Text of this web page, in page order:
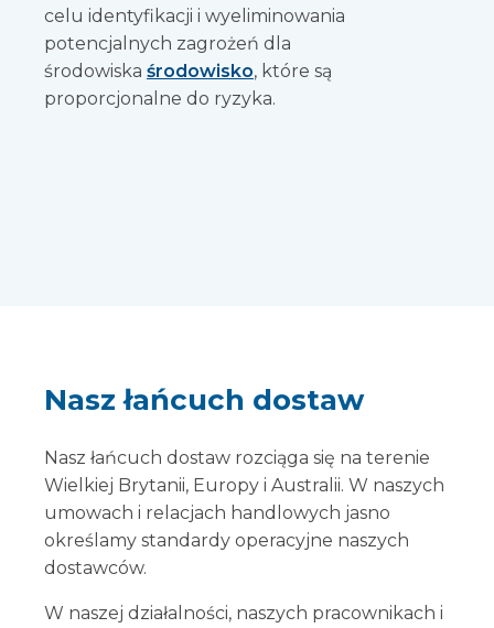
celu identyfikacji i wyeliminowania
potencjalnych zagrożeń dla
środowiska środowisko, które są
proporcjonalne do ryzyka.
Nasz łańcuch dostaw
Nasz łańcuch dostaw rozciąga się na terenie
Wielkiej Brytanii, Europy i Australii. W naszych
umowach i relacjach handlowych jasno
określamy standardy operacyjne naszych
dostawców.
W naszej działalności, naszych pracownikach i